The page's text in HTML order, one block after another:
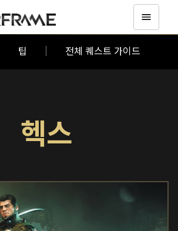
팁 전체 퀘스트 가이드
헥스